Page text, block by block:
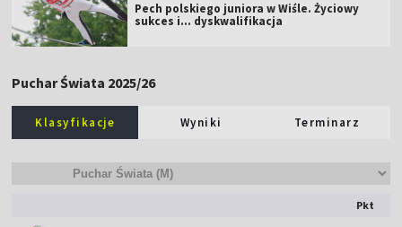
Pech polskiego juniora w Wiśle. Życiowy
sukces i... dyskwalifikacja
Puchar Świata 2025/26
Klasyfikacje Wyniki Terminarz
Pkt